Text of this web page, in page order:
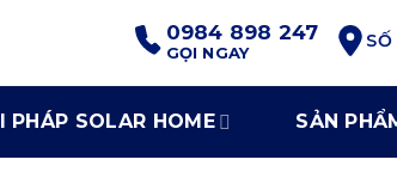
0984 898 247
GỌI NGAY
PHÁP SOLAR HOME SẢN